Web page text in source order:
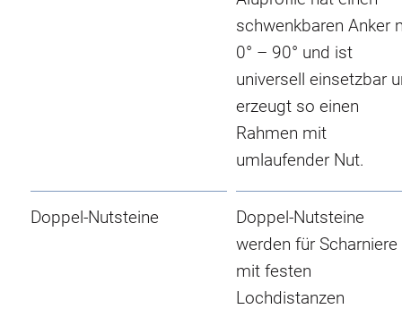
schwenkbaren Anker
0° – 90° und ist
universell einsetzbar
erzeugt so einen
Rahmen mit
umlaufender Nut.
Doppel-Nutsteine
Doppel-Nutsteine
werden für Scharniere
mit festen
Lochdistanzen